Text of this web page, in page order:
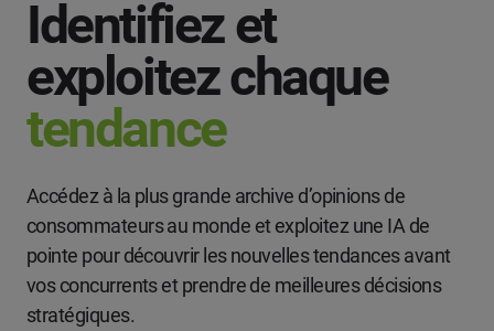
Identifiez et
exploitez chaque
tendance
Accédez à la plus grande archive d’opinions de
consommateurs au monde et exploitez une IA de
pointe pour découvrir les nouvelles tendances avant
vos concurrents et prendre de meilleures décisions
stratégiques.